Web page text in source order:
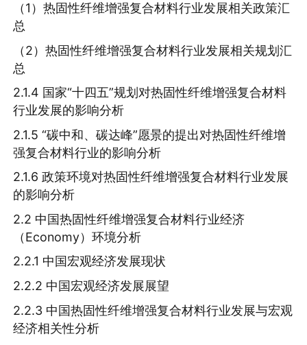
（1）热固性纤维增强复合材料行业发展相关政策汇
总
（2）热固性纤维增强复合材料行业发展相关规划汇
总
2.1.4 国家“十四五”规划对热固性纤维增强复合材料
行业发展的影响分析
2.1.5 “碳中和、碳达峰”愿景的提出对热固性纤维增
强复合材料行业的影响分析
2.1.6 政策环境对热固性纤维增强复合材料行业发展
的影响分析
2.2 中国热固性纤维增强复合材料行业经济
（Economy）环境分析
2.2.1 中国宏观经济发展现状
2.2.2 中国宏观经济发展展望
2.2.3 中国热固性纤维增强复合材料行业发展与宏观
经济相关性分析